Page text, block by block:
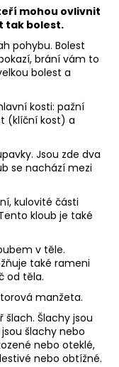
mohou ovlivnit
tak bolest.
pohybu. Bolest
brání vám to
bolest a
kosti: pažní
(klíční kost) a
Jsou zde dva
se nachází mezi
kulovité části
kloub je také
v těle.
také rameni
od těla.
manžeta.
Šlachy jsou
šlachy nebo
nebo oteklé,
nebo obtížné.